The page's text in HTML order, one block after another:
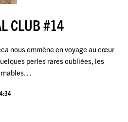
CLUB #14
nous emmène en voyage au cœur
perles rares oubliées, les